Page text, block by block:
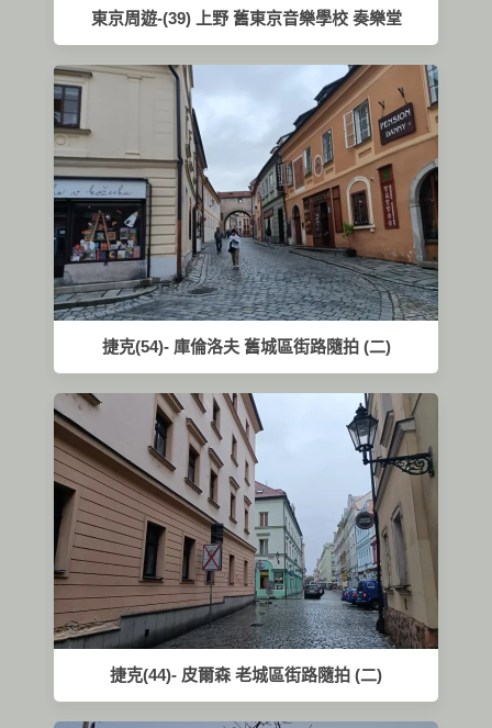
東京周遊-(39) 上野 舊東京音樂學校 奏樂堂
捷克(54)- 庫倫洛夫 舊城區街路隨拍 (二)
捷克(44)- 皮爾森 老城區街路隨拍 (二)